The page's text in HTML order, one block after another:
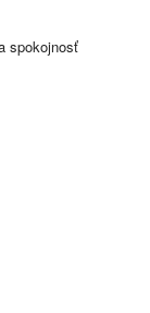
spokojnosť